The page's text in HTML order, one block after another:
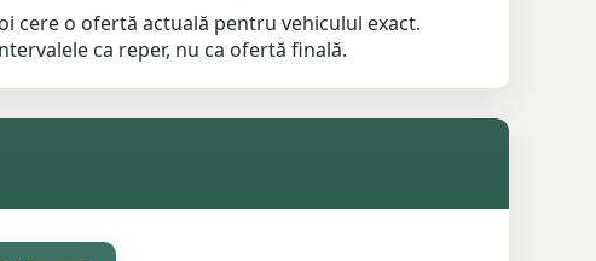
cere o ofertă actuală pentru vehiculul exact.
ca reper, nu ca ofertă finală.